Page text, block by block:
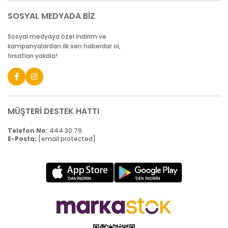
SOSYAL MEDYADA BİZ
Sosyal medyaya özel indirim ve
kampanyalardan ilk sen haberdar ol,
fırsatları yakala!
MÜŞTERİ DESTEK HATTI
Telefon No: 444 30 79
E-Posta: [email protected]